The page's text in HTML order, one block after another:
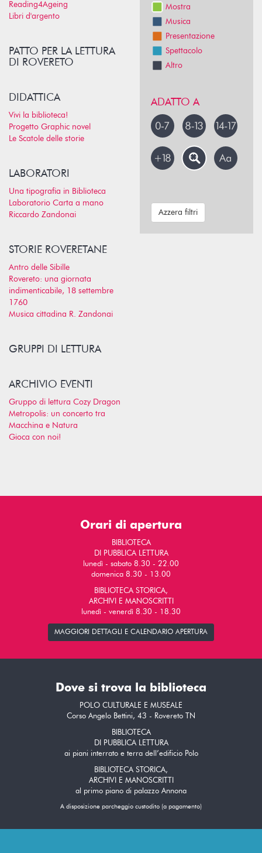
Reading4Ageing
Libri d'argento
PATTO PER LA LETTURA
DI ROVERETO
DIDATTICA
Vivi la biblioteca!
Progetto Graphic novel
Le Scatole delle storie
LABORATORI
Una tipografia in Biblioteca
Laboratorio Carta a mano
Riccardo Zandonai
STORIE ROVERETANE
Antro delle Sibille
Rovereto: una giornata
indimenticabile, 18 settembre
1760
Musica cittadina R. Zandonai
GRUPPI DI LETTURA
ARCHIVIO EVENTI
Gruppo di lettura Cozy Dragon
Metropolis: un concerto tra
Macchina e Natura
Gioca con noi!
Mostra
Musica
Presentazione
Spettacolo
Altro
ADATTO A
Azzera filtri
Orari di apertura
BIBLIOTECA
DI PUBBLICA LETTURA
lunedì - sabato 8.30 - 22.00
domenica 8.30 - 13.00
BIBLIOTECA STORICA,
ARCHIVI E MANOSCRITTI
lunedì - venerdì 8.30 - 18.30
MAGGIORI DETTAGLI E CALENDARIO APERTURA
Dove si trova la biblioteca
POLO CULTURALE E MUSEALE
Corso Angelo Bettini, 43 - Rovereto TN
BIBLIOTECA
DI PUBBLICA LETTURA
ai piani interrato e terra dell’edificio Polo
BIBLIOTECA STORICA,
ARCHIVI E MANOSCRITTI
al primo piano di palazzo Annona
A disposizione parcheggio custodito (a pagamento)